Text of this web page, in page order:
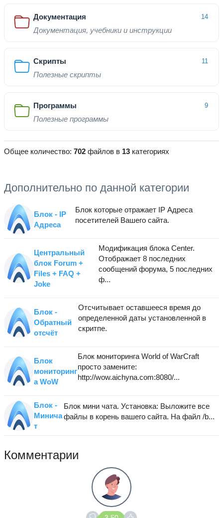
Документация 14
Документация, учебники и инструкции
Скрипты 11
Полезные скрипты
Программы 9
Полезные программы
Общее количество: 702 файлов в 13 категориях
Дополнительно по данной категории
Блок - IP
Адреса
Блок которые отражает IP Адреса
посетителей Вашего сайта.
Центральный
блок Forum +
Files + FAQ +
Joke
Модификация блока Center.
Отображает 8 последних
сообщений форума, 5 последних
ф...
Блок -
Обратный
отсчёт
Отсчитывает оставшееся время до
определенной даты установленной в
скритпе.
Блок
мониторинг
а WoW
Блок мониторинга World of WarCraft
просто замените:
http://wow.aichyna.com:8080/...
Блок -
Минича
т
Блок мини чата. Установка: Выложите все
файлы в корень вашего сайта. На файл /b...
Комментарии